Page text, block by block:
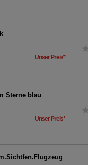
Unser Preis*
Sterne blau
Unser Preis*